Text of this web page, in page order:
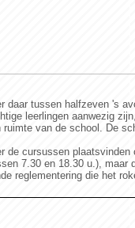
daar tussen halfzeven 's
leerlingen aanwezig
ruimte van de school. De
de cursussen
7.30 en 18.30 u.), maar
reglementering die het